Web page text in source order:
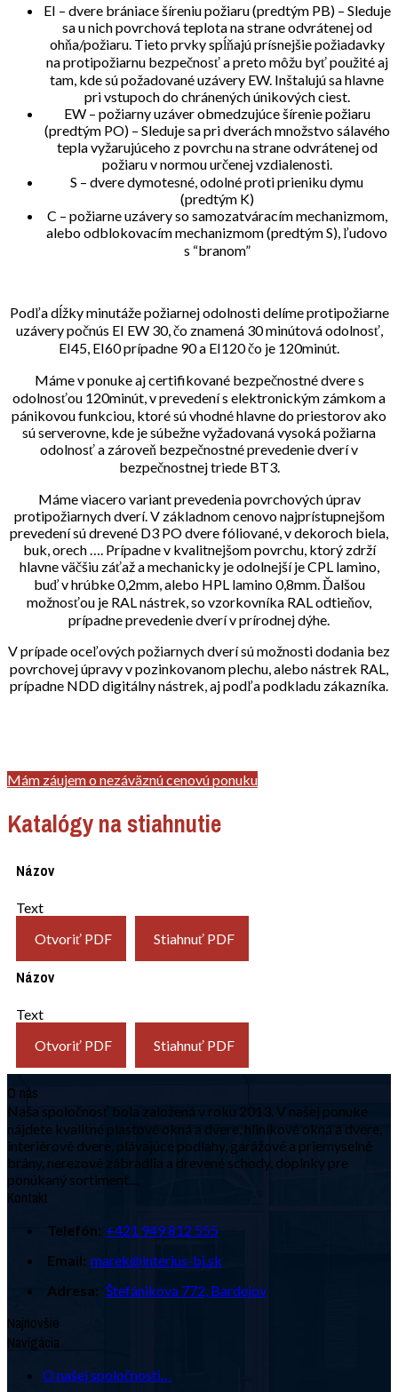
EI – dvere brániace šíreniu požiaru (predtým PB) – Sleduje
sa u nich povrchová teplota na strane odvrátenej od
ohňa/požiaru. Tieto prvky spĺňajú prísnejšie požiadavky
na protipožiarnu bezpečnosť a preto môžu byť použité aj
tam, kde sú požadované uzávery EW. Inštalujú sa hlavne
pri vstupoch do chránených únikových ciest.
EW – požiarny uzáver obmedzujúce šírenie požiaru
(predtým PO) – Sleduje sa pri dverách množstvo sálavého
tepla vyžarujúceho z povrchu na strane odvrátenej od
požiaru v normou určenej vzdialenosti.
S – dvere dymotesné, odolné proti prieniku dymu
(predtým K)
C – požiarne uzávery so samozatváracím mechanizmom,
alebo odblokovacím mechanizmom (predtým S), ľudovo
s “branom”
Podľa dĺžky minutáže požiarnej odolnosti delíme protipožiarne
uzávery počnús EI EW 30, čo znamená 30 minútová odolnosť,
EI45, EI60 prípadne 90 a EI120 čo je 120minút.
Máme v ponuke aj certifikované bezpečnostné dvere s
odolnosťou 120minút, v prevedení s elektronickým zámkom a
pánikovou funkciou, ktoré sú vhodné hlavne do priestorov ako
sú serverovne, kde je súbežne vyžadovaná vysoká požiarna
odolnosť a zároveň bezpečnostné prevedenie dverí v
bezpečnostnej triede BT3.
Máme viacero variant prevedenia povrchových úprav
protipožiarnych dverí. V základnom cenovo najprístupnejšom
prevedení sú drevené D3 PO dvere fóliované, v dekoroch biela,
buk, orech …. Prípadne v kvalitnejšom povrchu, ktorý zdrží
hlavne väčšiu záťaž a mechanicky je odolnejší je CPL lamino,
buď v hrúbke 0,2mm, alebo HPL lamino 0,8mm. Ďalšou
možnosťou je RAL nástrek, so vzorkovníka RAL odtieňov,
prípadne prevedenie dverí v prírodnej dýhe.
V prípade oceľových požiarnych dverí sú možnosti dodania bez
povrchovej úpravy v pozinkovanom plechu, alebo nástrek RAL,
prípadne NDD digitálny nástrek, aj podľa podkladu zákazníka.
Mám záujem o nezáväznú cenovú ponuku
Katalógy na stiahnutie
Názov
Text
Otvoriť PDF
Stiahnuť PDF
Názov
Text
Otvoriť PDF
Stiahnuť PDF
O nás
Naša spoločnosť bola založená v roku 2013. V našej ponuke
nájdete kvalitné plastové okná a dvere, hliníkové okná a dvere,
interiérové dvere, plávajúce podlahy, garážové a priemyselné
brány, nerezové zábradlia a drevené schody, doplnky pre
ponúkaný sortiment....
Kontakt
Telefón: +421 949 812 555
Email: marek@interius-bj.sk
Adresa: Štefánikova 772, Bardejov
Najnovšie
Navigácia
O našej spoločnosti…